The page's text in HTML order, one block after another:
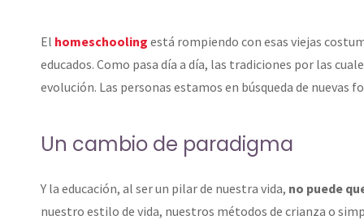
El homeschooling está rompiendo con esas viejas
educados. Como pasa día a día, las tradiciones por las
evolución. Las personas estamos en búsqueda de nuevas
Un cambio de paradigma
Y la educación, al ser un pilar de nuestra vida, no puede
nuestro estilo de vida, nuestros métodos de crianza o